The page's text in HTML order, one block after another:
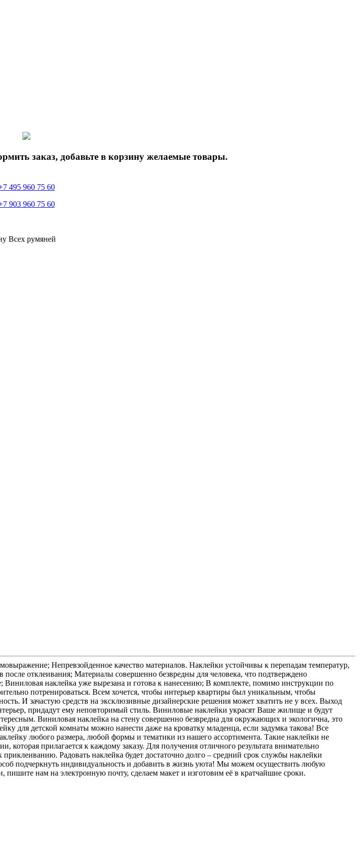
заказ, добавьте в корзину желаемые товары.
495 960 75 60
903 960 75 60
Всех румяней
Непревзойденное качество материалов. Наклейки устойчивы к перепадам температур,
отклеивания; Материалы совершенно безвредны для человека, что подтверждено
наклейка уже вырезана и готова к нанесению; В комплекте, помимо инструкции по
потренироваться. Всем хочется, чтобы интерьер квартиры был уникальным, чтобы
И зачастую средств на эксклюзивные дизайнерские решения может хватить не у всех. Выход
придадут ему неповторимый стиль. Виниловые наклейки украсят Ваше жилище и будут
Виниловая наклейка на стену совершенно безвредна для окружающих и экологична, это
для детской комнаты можно нанести даже на кроватку младенца, если задумка такова! Все
любого размера, любой формы и тематики из нашего ассортимента. Такие наклейки не
прилагается к каждому заказу. Для получения отличного результата внимательно
Радовать наклейка будет достаточно долго – средний срок службы наклейки
подчеркнуть индивидуальность и добавить в жизнь уюта! Мы можем осуществить любую
нам на электронную почту, сделаем макет и изготовим её в кратчайшие сроки.